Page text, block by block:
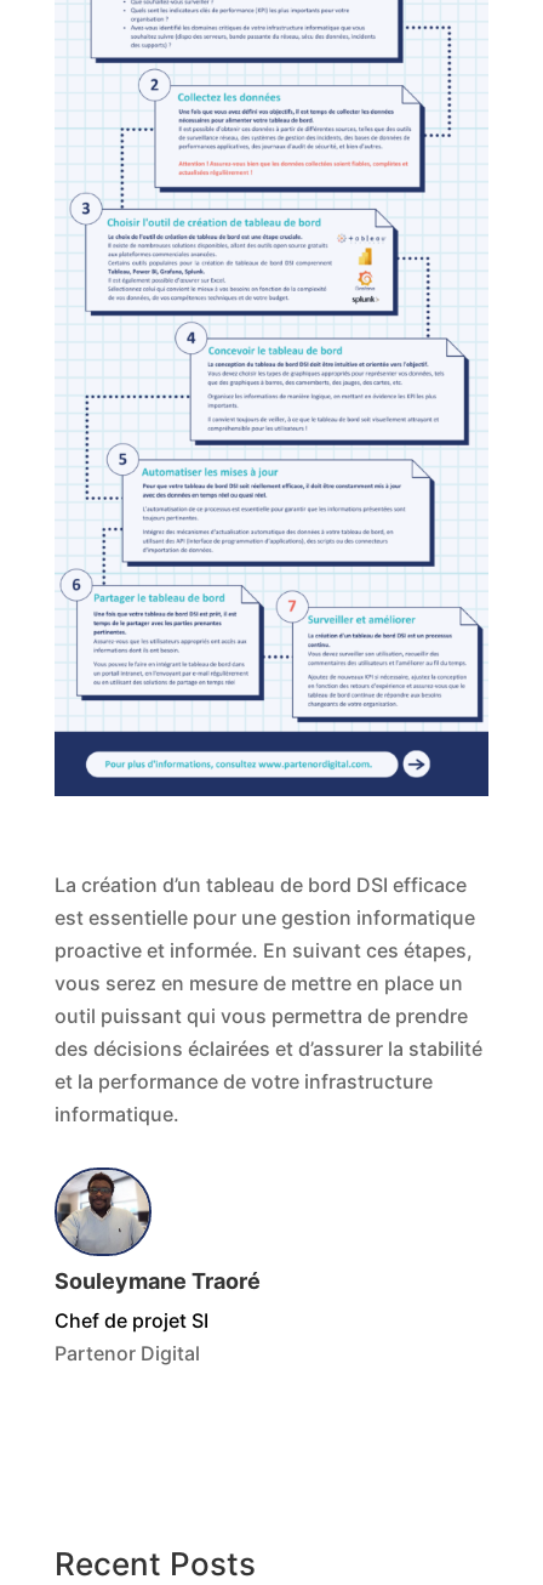
La création d’un tableau de bord DSI efficace
est essentielle pour une gestion informatique
proactive et informée. En suivant ces étapes,
vous serez en mesure de mettre en place un
outil puissant qui vous permettra de prendre
des décisions éclairées et d’assurer la stabilité
et la performance de votre infrastructure
informatique.
Souleymane Traoré
Chef de projet SI
Partenor Digital
Recent Posts